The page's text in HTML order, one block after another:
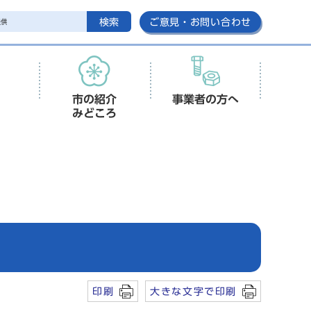
検索 ご意見・お問い合わせ
市の紹介
みどころ
事業者の方へ
印刷 大きな文字で印刷